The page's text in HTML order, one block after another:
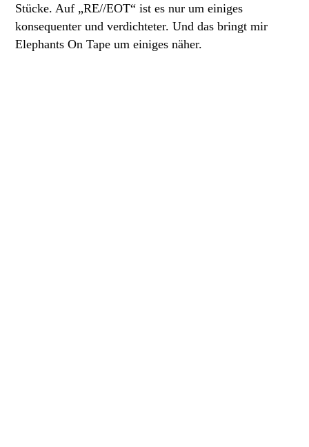
Stücke. Auf „RE//EOT“ ist es nur um einiges
konsequenter und verdichteter. Und das bringt mir
Elephants On Tape um einiges näher.